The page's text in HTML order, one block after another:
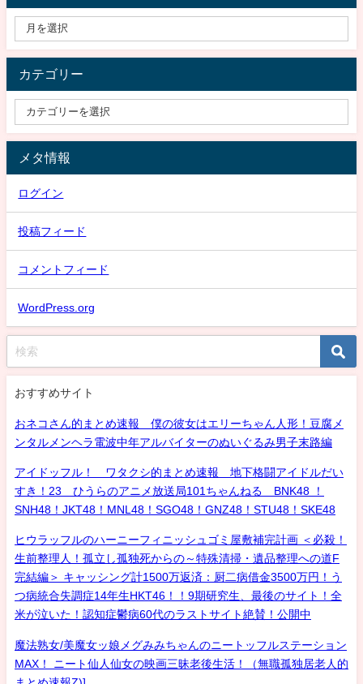
カテゴリー
メタ情報
ログイン
投稿フィード
コメントフィード
WordPress.org
おすすめサイト
おネコさん的まとめ速報 僕の彼女はエリーちゃん人形！豆腐メ
ンタルメンヘラ電波中年アルバイターのぬいぐるみ男子末路編
アイドッフル！ ワタクシ的まとめ速報 地下格闘アイドルだい
すき！23 ひうらのアニメ放送局101ちゃんねる BNK48 ！
SNH48！JKT48！MNL48！SGO48！GNZ48！STU48！SKE48
ヒウラッフルのハーニーフィニッシュゴミ屋敷補完計画 ＜必殺！
生前整理人！孤立し孤独死からの～特殊清掃・遺品整理への道F
完結編＞ キャッシング計1500万返済：厨二病借金3500万円！う
つ病統合失調症14年生HKT46！！9期研究生、最後のサイト！全
米が泣いた！認知症鬱病60代のラストサイト絶賛！公開中
魔法熟女/美魔女ッ娘メグみみちゃんのニートッフルステーション
MAX！ ニート仙人仙女の映画三昧老後生活！（無職孤独居老人的